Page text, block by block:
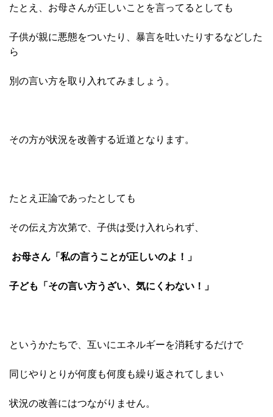
たとえ、お母さんが正しいことを言ってるとしても
子供が親に悪態をついたり、暴言を吐いたりするなどした
ら
別の言い方を取り入れてみましょう。
その方が状況を改善する近道となります。
たとえ正論であったとしても
その伝え方次第で、子供は受け入れられず、
お母さん「私の言うことが正しいのよ！」
子ども「その言い方うざい、気にくわない！」
というかたちで、互いにエネルギーを消耗するだけで
同じやりとりが何度も何度も繰り返されてしまい
状況の改善にはつながりません。